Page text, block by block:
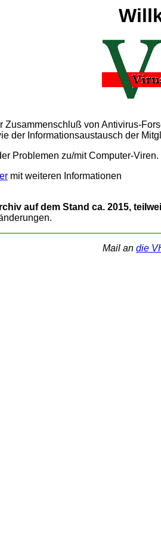
Zusammenschluß von Antivirus-
der Informationsaustausch der
Problemen zu/mit Computer-Viren.
mit weiteren Informationen
auf dem Stand ca. 2015,
Mail an die